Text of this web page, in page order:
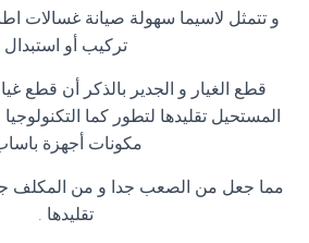
و تتمثل لاسيما سهولة صيانة غسالات
تركيب أو استبدال
قطع الغيار و الجدير بالذكر أن قطع
المستحيل تقليدها لتطور كما
مكونات أجهزة
مما جعل من الصعب جدا و من المكلف
تقليدها .